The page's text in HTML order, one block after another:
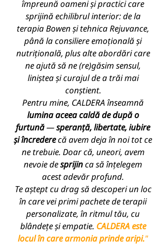
împreună oameni și practici care
sprijină echilibrul interior: de la
terapia Bowen și tehnica Rejuvance,
până la consiliere emoțională și
nutrițională, plus alte abordări care
ne ajută să ne (re)găsim sensul,
liniștea și curajul de a trăi mai
conștient.
Pentru mine, CALDERA înseamnă
lumina aceea caldă de după o
furtună—speranță, libertate, iubire
și încrederecă avem deja în noi tot ce
ne trebuie. Doar că, uneori, avem
nevoie desprijinca să înțelegem
acest adevăr profund.
Te aștept cu drag să descoperi un loc
în care vei primi pachete de terapii
personalizate, în ritmul tău, cu
blândețe și empatie. CALDERA este
locul în care armonia prinde aripi."